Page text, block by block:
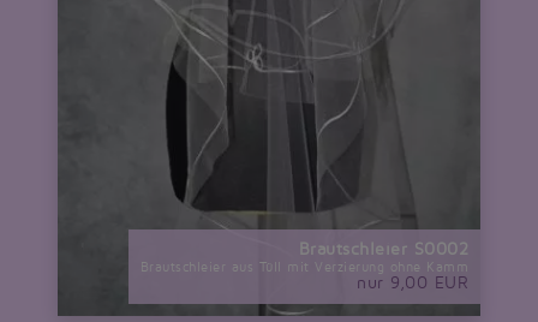
Brautschleier S0002
Brautschleier aus Tüll mit Verzierung ohne Kamm
nur 9,00 EUR